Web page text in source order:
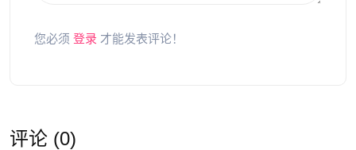
您必须 登录 才能发表评论！
评论 (0)